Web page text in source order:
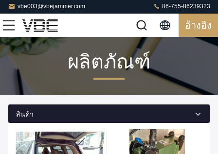
vbe003@vbejammer.com 86-755-86239323
อ้างอิง
ผลิตภัณฑ์
สินค้า